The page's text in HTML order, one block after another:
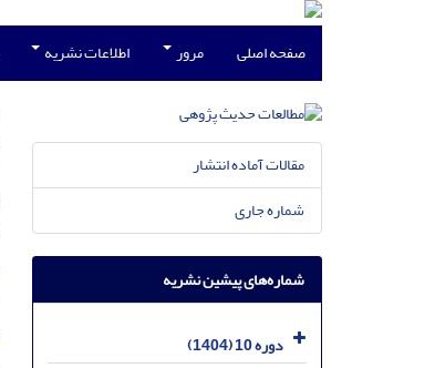
صفحه اصلی مرور اطلاعات نشریه
مقالات آماده انتشار
شماره جاری
شماره‌های پیشین نشریه
دوره 10 (1404)